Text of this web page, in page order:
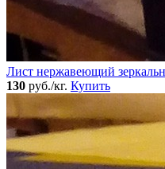
Лист нержавеющий
130 руб./кг. Купить